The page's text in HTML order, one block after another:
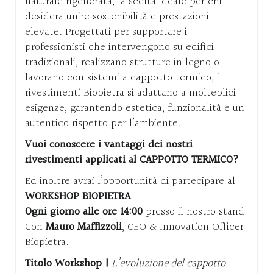
desidera unire sostenibilità e prestazioni
elevate. Progettati per supportare i
professionisti che intervengono su edifici
tradizionali, realizzano strutture in legno o
lavorano con sistemi a cappotto termico, i
rivestimenti Biopietra si adattano a molteplici
esigenze, garantendo estetica, funzionalità e un
autentico rispetto per l’ambiente.
Vuoi conoscere i vantaggi dei nostri
rivestimenti applicati al CAPPOTTO TERMICO?
Ed inoltre avrai l’opportunità di partecipare al
WORKSHOP BIOPIETRA
Ogni giorno alle ore 14:00 presso il nostro stand
ConMauro Maffizzoli, CEO & Innovation Officer
Biopietra.
Titolo Workshop | L’evoluzione del cappotto